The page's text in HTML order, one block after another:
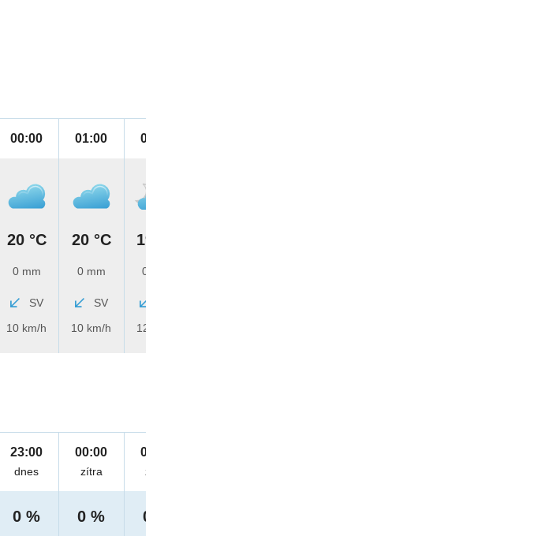
00:00
20 °C
0 mm
SV
10 km/h
01:00
20 °C
0 mm
SV
10 km/h
02:00
19 °C
0 mm
12 km/h
23:00
dnes
0 %
00:00
zítra
0 %
01:00
zítra
0 %